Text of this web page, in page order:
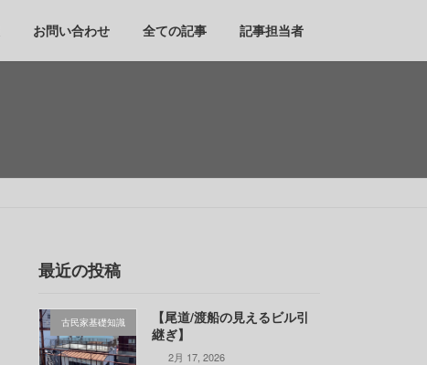
お問い合わせ 全ての記事 記事担当者
最近の投稿
古民家基礎知識
【尾道/渡船の見えるビル引
継ぎ】
2月 17, 2026